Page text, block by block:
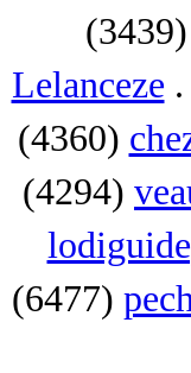
(3439)
Lelanceze
(4360)
(4294)
(6477)